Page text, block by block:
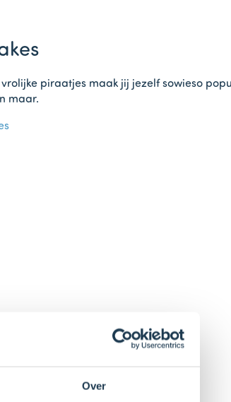
Over
piraatjes maak jij jezelf sowieso
maar.